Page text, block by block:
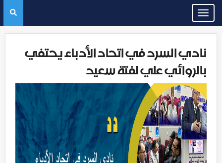
Toggle
navigation
نادي السرد في اتحاد الأدباء يحتفي
بالروائي علي لفتة سعيد